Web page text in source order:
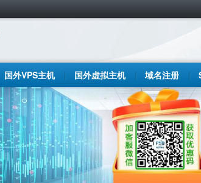
国外VPS主机 国外虚拟主机 域名注册